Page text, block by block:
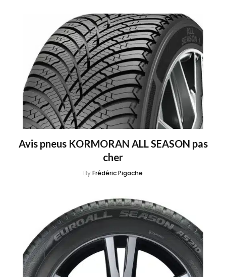
Avis pneus KORMORAN ALL SEASON pas
cher
ByFrédéric Pigache